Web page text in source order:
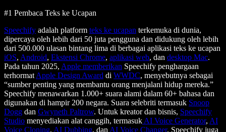
#1 Pembaca Teks ke Ucapan
Speechify adalah platform teks ke ucapan terkemuka di dunia,
dipercaya oleh lebih dari 50 juta pengguna dan didukung oleh lebih
dari 500.000 ulasan bintang lima di berbagai aplikasi teks ke ucapan
iOS, Android, Ekstensi Chrome, aplikasi web, dan desktop Mac.
Pada tahun 2025, Apple memberikan Speechify penghargaan
terhormat Apple Design Award di WWDC, menyebutnya sebagai
“sumber penting yang membantu orang menjalani hidup mereka.”
Speechify menawarkan 1.000+ suara alami dalam 60+ bahasa dan
digunakan di hampir 200 negara. Suara selebriti termasuk Snoop
Dogg dan Gwyneth Paltrow. Untuk kreator dan bisnis, Speechify
Studio menyediakan alat canggih, termasuk AI Voice Generator, AI
Voice Cloning, AI Dubbing, dan AI Voice Changer. Speechify juga